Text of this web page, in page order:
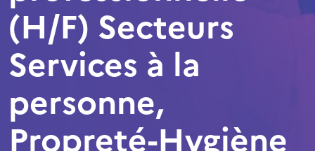
(H/F) Secteurs
Services à la
personne,
Propreté-Hygiène